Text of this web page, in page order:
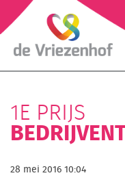
1E PRIJS
28 mei 2016 10:04